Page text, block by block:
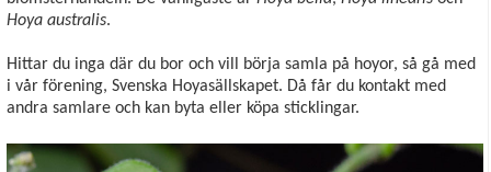
Hoya australis.
Hittar du inga där du bor och vill börja samla på hoyor, så gå med
i vår förening, Svenska Hoyasällskapet. Då får du kontakt med
andra samlare och kan byta eller köpa sticklingar.